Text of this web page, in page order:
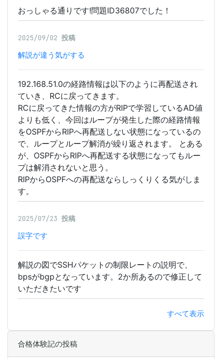
おっしゃる通りです!問題ID36807でした！
2025/09/02 投稿
解説が違う気がする
192.168.51.0の経路情報は以下のように再配送され
ていき、RCに戻ってきます。
RCに戻ってきた情報の方がRIPで学習しているAD値
よりも低く、今回はループが発生した際の経路情報
をOSPFからRIPへ再配送しない状態になっているの
で、ループとループ解消が繰り返されます。 とある
が、OSPFからRIPへ再配送する状態になってもルー
プは解消されないと思う。
RIPからOSPFへの再配送ならしっくりくる気がしま
す。
2025/07/23 投稿
誤字です
解説の図でSSHパケットの制限レートの説明で、
bpsがbgpとなっています。2か所あるので修正して
いただきたいです
すべて表示
合格体験記の投稿